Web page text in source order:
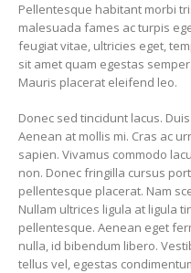
Pellentesque habitant morbi
malesuada fames ac turpis
feugiat vitae, ultricies eget,
sit amet quam egestas
Mauris placerat eleifend leo.
Donec sed tincidunt lacus.
Aenean at mollis mi. Cras ac
sapien. Vivamus commodo
non. Donec fringilla cursus
pellentesque placerat. Nam
Nullam ultrices ligula at ligula
pellentesque. Aenean eget
nulla, id bibendum libero.
tellus vel, egestas